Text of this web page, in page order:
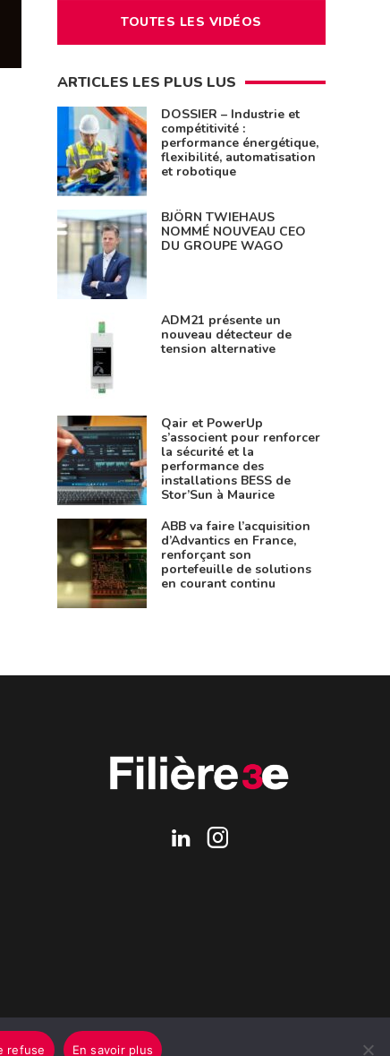
TOUTES LES VIDÉOS
ARTICLES LES PLUS LUS
DOSSIER – Industrie et
compétitivité :
performance énergétique,
flexibilité, automatisation
et robotique
BJÖRN TWIEHAUS
NOMMÉ NOUVEAU CEO
DU GROUPE WAGO
ADM21 présente un
nouveau détecteur de
tension alternative
Qair et PowerUp
s’associent pour renforcer
la sécurité et la
performance des
installations BESS de
Stor’Sun à Maurice
ABB va faire l’acquisition
d’Advantics en France,
renforçant son
portefeuille de solutions
en courant continu
refuse En savoir plus